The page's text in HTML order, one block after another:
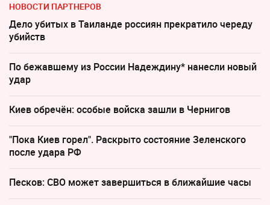
НОВОСТИ ПАРТНЕРОВ
Дело убитых в Таиланде россиян прекратило череду
убийств
По бежавшему из России Надеждину* нанесли новый
удар
Киев обречён: особые войска зашли в Чернигов
"Пока Киев горел". Раскрыто состояние Зеленского
после удара РФ
Песков: СВО может завершиться в ближайшие часы